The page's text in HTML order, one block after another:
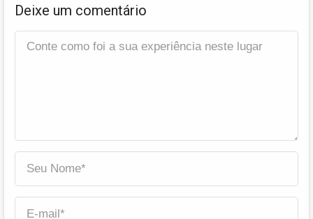
Deixe um comentário